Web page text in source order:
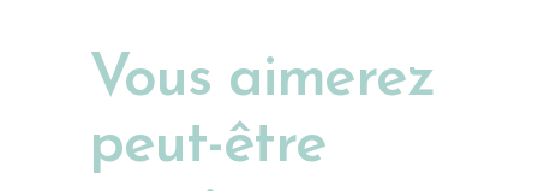
Vous aimerez
peut-être